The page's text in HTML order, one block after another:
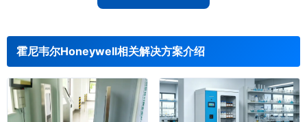
霍尼韦尔Honeywell相关解决方案介绍